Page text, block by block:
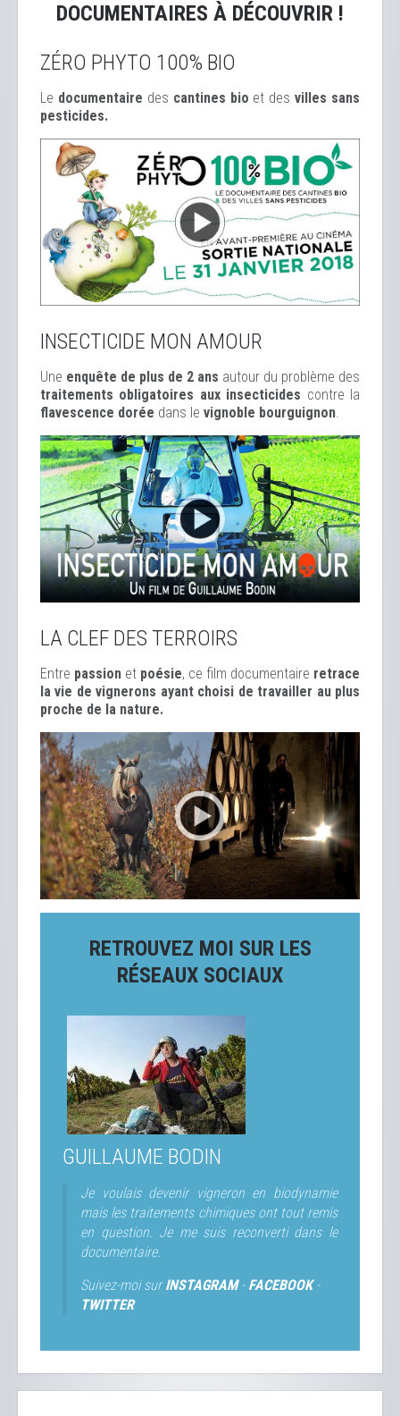
DOCUMENTAIRES À DÉCOUVRIR !
ZÉRO PHYTO 100% BIO
Le documentaire des cantines bio et desvilles sans
pesticides.
INSECTICIDE MON AMOUR
Une enquête de plus de 2 ans autour du problème des
traitements obligatoires aux insecticides contre la
flavescence dorée dans le vignoble bourguignon.
LA CLEF DES TERROIRS
Entre passion et poésie, ce film documentaire retrace
la vie de vignerons ayant choisi de travailler au plus
proche de la nature.
RETROUVEZ MOI SUR LES
RÉSEAUX SOCIAUX
GUILLAUME BODIN
Je voulais devenir vigneron en biodynamie
mais les traitements chimiques ont tout remis
en question. Je me suis reconverti dans le
documentaire.
Suivez-moi surINSTAGRAM- FACEBOOK-
TWITTER